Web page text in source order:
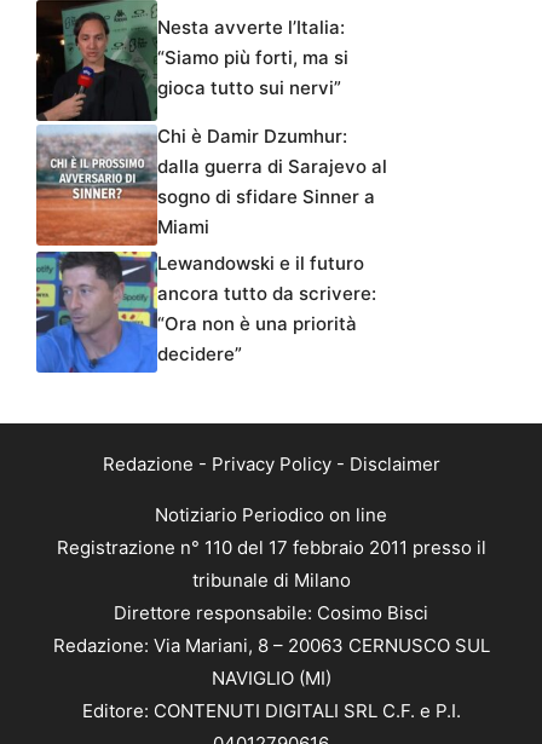
Nesta avverte l’Italia:
“Siamo più forti, ma si
gioca tutto sui nervi”
Chi è Damir Dzumhur:
dalla guerra di Sarajevo al
sogno di sfidare Sinner a
Miami
Lewandowski e il futuro
ancora tutto da scrivere:
“Ora non è una priorità
decidere”
Redazione - Privacy Policy- Disclaimer
Notiziario Periodico on line
Registrazione n° 110 del 17 febbraio 2011 presso il
tribunale di Milano
Direttore responsabile: Cosimo Bisci
Redazione: Via Mariani, 8 – 20063 CERNUSCO SUL
NAVIGLIO (MI)
Editore: CONTENUTI DIGITALI SRL C.F. e P.I.